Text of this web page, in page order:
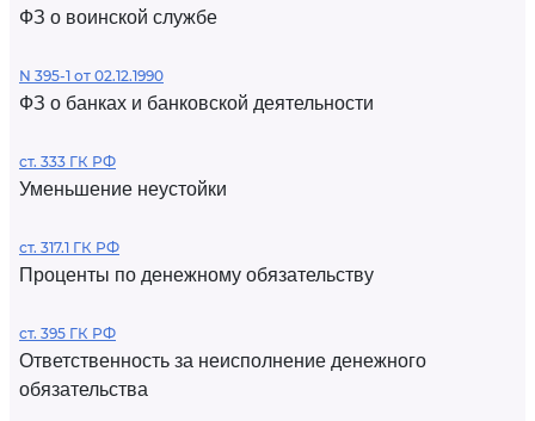
ФЗ о воинской службе
N 395-1 от 02.12.1990
ФЗ о банках и банковской деятельности
ст. 333 ГК РФ
Уменьшение неустойки
ст. 317.1 ГК РФ
Проценты по денежному обязательству
ст. 395 ГК РФ
Ответственность за неисполнение денежного
обязательства